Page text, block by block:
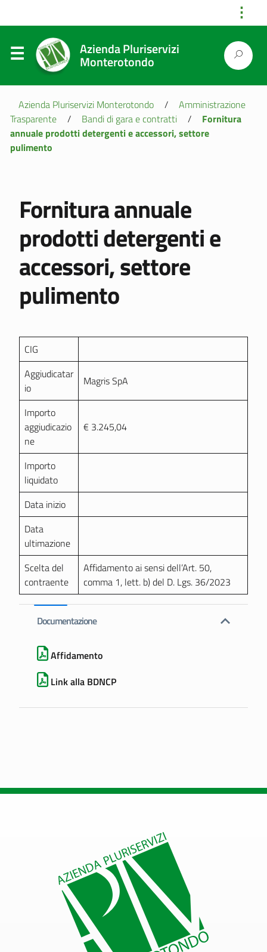
⋮
Azienda Pluriservizi
Monterotondo
Azienda Pluriservizi Monterotondo /
Amministrazione
Trasparente
/ Bandi di gara e contratti /
Fornitura
annuale prodotti detergenti e accessori, settore
pulimento
Fornitura annuale
prodotti detergenti e
accessori, settore
pulimento
CIG
Aggiudicatar
io
Magris SpA
Importo
aggiudicazio
ne
€ 3.245,04
Importo
liquidato
Data inizio
Data
ultimazione
Scelta del
contraente
Affidamento ai sensi dell’Art. 50,
comma 1, lett. b) del D. Lgs. 36/2023
Documentazione
Affidamento
Link alla BDNCP